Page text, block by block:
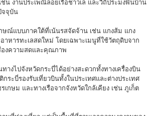
น งานประเพณีลอยเรือชาวเล และวิถีประมงพื้นบ้าน
จจุบัน
ษณ์แบบภาคใต้ที่เน้นรสจัดจ้าน เช่น แกงส้ม แกง
าหารทะเลสดใหม่ โดยเฉพาะเมนูที่ใช้วัตถุดิบจาก
งความสดและคุณภาพ
ทางไปจังหวัดกระบี่ได้อย่างสะดวกทั้งทางเครื่องบิน
ะบี่รองรับเที่ยวบินทั้งในประเทศและต่างประเทศ
กษม และทางเรือจากจังหวัดใกล้เคียง เช่น ภูเก็ต